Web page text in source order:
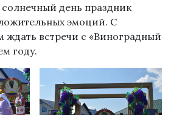
день праздник
эмоций. С
ждать встречи с «Виноградный
году.